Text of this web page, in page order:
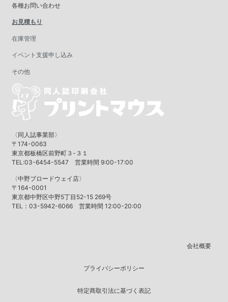
各種お問い合わせ
お見積もり
在庫管理
イベント支援申し込み
その他
〈同人誌事業部〉
〒174-0063
東京都板橋区前野町３-３１
TEL:03-6454-5547 営業時間 9:00-17:00
〈中野ブロードウェイ店〉
〒164-0001
東京都中野区中野5丁目52-15 269号
TEL：03-5942-6066 営業時間 12:00-20:00
会社概要
プライバシーポリシー
特定商取引法に基づく表記